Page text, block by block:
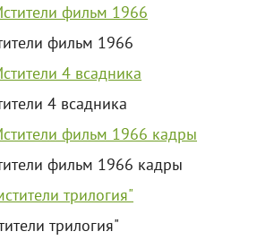
фильм 1966
4 всадника
фильм 1966 кадры
трилогия"